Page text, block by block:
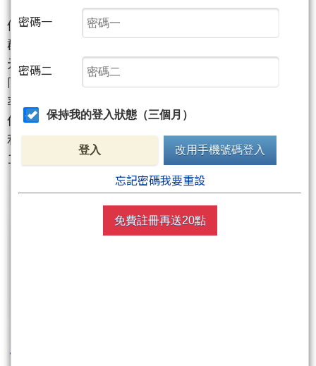
個股分析：
群光
：去年全年稅後純益74.6億元EPS：10.35
元創歷史新高，此外毛利率、營業利益率和淨利率也
同創新高！群光擬發放7.8元現金股利為史上最高(配發
率高達75％)！今年營收成長將優於同業，有機會達雙
位數成長！同時因為高附加價值產品為營收主力，獲
利可望再創新高！投信從2/29~3/13已連十買累計大買
12284張擁有籌碼面的優勢！
密碼一
密碼二
保持我的登入狀態（三個月）
登入 改用手機號碼登入
忘記密碼我要重設
免費註冊再送20點